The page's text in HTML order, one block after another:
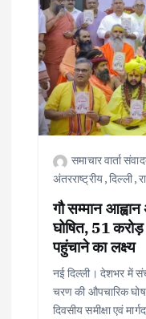
समाचार वार्ता
अंतरराष्ट्रीय,दिल्ली,
गौ सम्मान
घोषित, 51
पहुंचाने का लक्ष्य
नई दिल्ली। देशभर में
चरण की औपचारिक
दिवसीय समीक्षा एवं